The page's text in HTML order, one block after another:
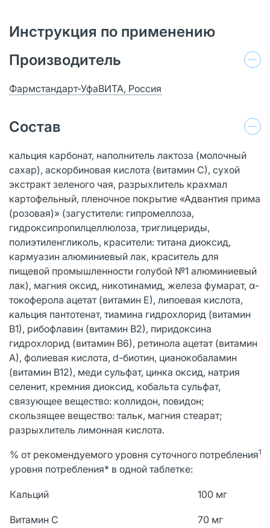
Инструкция по применению
Производитель
Фармстандарт-УфаВИТА, Россия
Состав
кальция карбонат, наполнитель лактоза (молочный
сахар), аскорбиновая кислота (витамин С), сухой
экстракт зеленого чая, разрыхлитель крахмал
картофельный, пленочное покрытие «Адвантия прима
(розовая)» (загустители: гипромеллоза,
гидроксипропилцеллюлоза, триглицериды,
полиэтиленгликоль, красители: титана диоксид,
кармуазин алюминиевый лак, краситель для
пищевой промышленности голубой №1 алюминиевый
лак), магния оксид, никотинамид, железа фумарат, α-
токоферола ацетат (витамин Е), липоевая кислота,
кальция пантотенат, тиамина гидрохлорид (витамин
В1), рибофлавин (витамин В2), пиридоксина
гидрохлорид (витамин В6), ретинола ацетат (витамин
А), фолиевая кислота, d-биотин, цианокобаламин
(витамин В12), меди сульфат, цинка оксид, натрия
селенит, кремния диоксид, кобальта сульфат,
связующее вещество: коллидон, повидон;
скользящее вещество: тальк, магния стеарат;
разрыхлитель лимонная кислота.
% от рекомендуемого уровня суточного потребления1
уровня потребления* в одной таблетке:
Кальций 100 мг
Витамин С 70 мг